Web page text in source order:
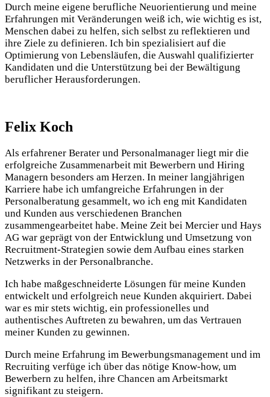
Durch meine eigene berufliche Neuorientierung und meine
Erfahrungen mit Veränderungen weiß ich, wie wichtig es ist,
Menschen dabei zu helfen, sich selbst zu reflektieren und
ihre Ziele zu definieren. Ich bin spezialisiert auf die
Optimierung von Lebensläufen, die Auswahl qualifizierter
Kandidaten und die Unterstützung bei der Bewältigung
beruflicher Herausforderungen.
Felix Koch
Als erfahrener Berater und Personalmanager liegt mir die
erfolgreiche Zusammenarbeit mit Bewerbern und Hiring
Managern besonders am Herzen. In meiner langjährigen
Karriere habe ich umfangreiche Erfahrungen in der
Personalberatung gesammelt, wo ich eng mit Kandidaten
und Kunden aus verschiedenen Branchen
zusammengearbeitet habe. Meine Zeit bei Mercier und Hays
AG war geprägt von der Entwicklung und Umsetzung von
Recruitment-Strategien sowie dem Aufbau eines starken
Netzwerks in der Personalbranche.
Ich habe maßgeschneiderte Lösungen für meine Kunden
entwickelt und erfolgreich neue Kunden akquiriert. Dabei
war es mir stets wichtig, ein professionelles und
authentisches Auftreten zu bewahren, um das Vertrauen
meiner Kunden zu gewinnen.
Durch meine Erfahrung im Bewerbungsmanagement und im
Recruiting verfüge ich über das nötige Know-how, um
Bewerbern zu helfen, ihre Chancen am Arbeitsmarkt
signifikant zu steigern.